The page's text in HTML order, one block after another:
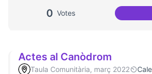
0 Votes
Actes al Canòdrom
Taula Comunitària, març 2022